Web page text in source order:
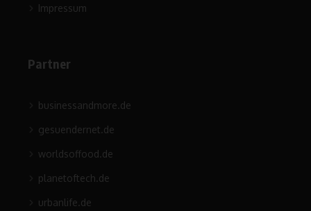
Impressum
Partner
businessandmore.de
gesuendernet.de
worldsoffood.de
planetoftech.de
urbanlife.de